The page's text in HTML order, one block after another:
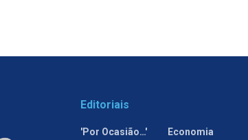
Editoriais
'Por Ocasião…'
Economia